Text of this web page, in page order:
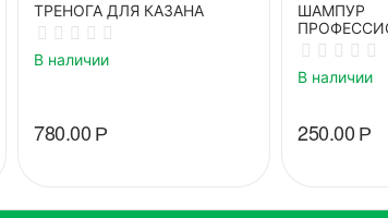
ТРЕНОГА ДЛЯ КАЗАНА
В наличии
780.00Р
ШАМПУР
В наличии
250.00Р